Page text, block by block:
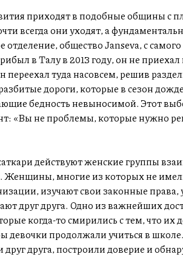
приходят в подобные общины с
всегда они уходят, а
отделение, общество Janseva, с
в Талу в 2013 году, он не
туда насовсем, решив
дороги, которые в сезон
бедность невыносимой. Этот
«Вы не проблемы, которые нужно
действуют женские группы
Женщины, многие из которых не
изучают свои законные
друг друга. Одно из важнейших
когда-то смирились с тем, что их
девочки продолжали учиться в
друга, построили доверие и